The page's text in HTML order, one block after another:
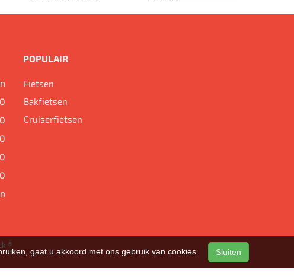
POPULAIR
Fietsen
Bakfietsen
Cruiserfietsen
®
gaat u akkoord met ons gebruik van cookies. Sluiten